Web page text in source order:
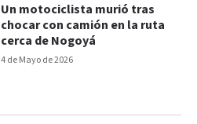
4 de Mayo de 2026
Un motociclista murió tras
chocar con camión en la ruta
cerca de Nogoyá